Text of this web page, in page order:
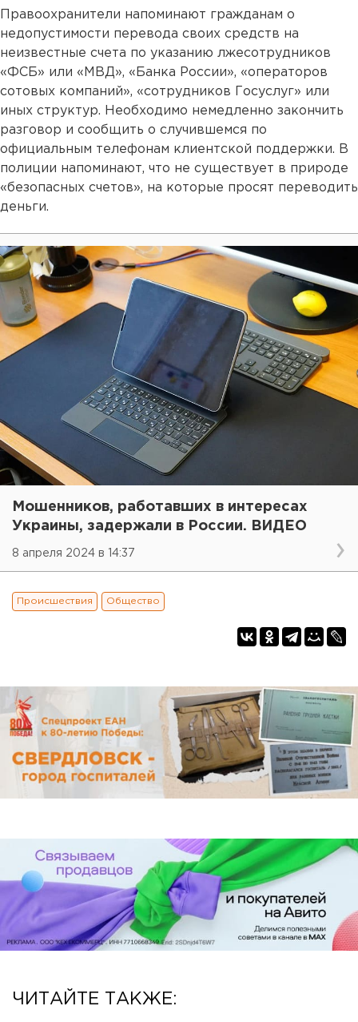
Правоохранители напоминают гражданам о
недопустимости перевода своих средств на
неизвестные счета по указанию лжесотрудников
«ФСБ» или «МВД», «Банка России», «операторов
сотовых компаний», «сотрудников Госуслуг» или
иных структур. Необходимо немедленно закончить
разговор и сообщить о случившемся по
официальным телефонам клиентской поддержки. В
полиции напоминают, что не существует в природе
«безопасных счетов», на которые просят переводить
деньги.
Мошенников, работавших в интересах
Украины, задержали в России. ВИДЕО
8 апреля 2024 в 14:37
Происшествия Общество
ЧИТАЙТЕ ТАКЖЕ: